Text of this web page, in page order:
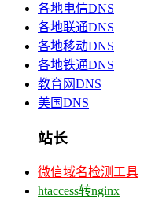
各地电信DNS
各地联通DNS
各地移动DNS
各地铁通DNS
教育网DNS
美国DNS
站长
微信域名检测工具
htaccess转nginx